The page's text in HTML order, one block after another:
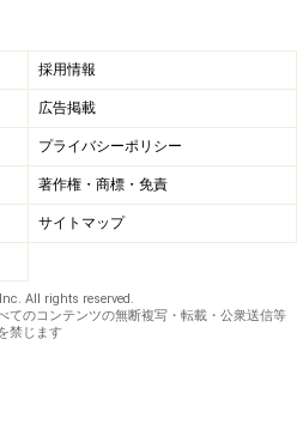
で見る
び方のポイント
採用情報
広告掲載
プライバシーポリシー
著作権・商標・免責
サイトマップ
All rights reserved.
てのコンテンツの無断複写・転載・公衆送信等
禁じます